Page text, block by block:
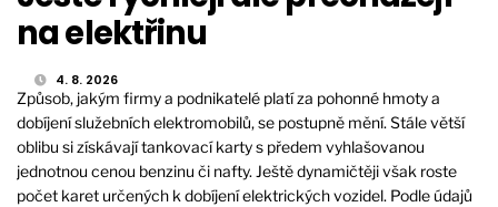
na elektřinu
4. 8. 2026
Způsob, jakým firmy a podnikatelé platí za pohonné hmoty a
dobíjení služebních elektromobilů, se postupně mění. Stále větší
oblibu si získávají tankovací karty s předem vyhlašovanou
jednotnou cenou benzinu či nafty. Ještě dynamičtěji však roste
počet karet určených k dobíjení elektrických vozidel. Podle údajů